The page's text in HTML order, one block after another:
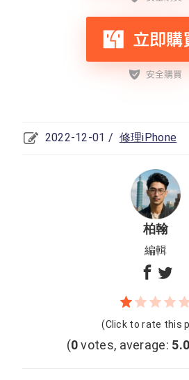
2022-12-01 / 修理iPhone
柏翰
編輯
(Click to rate this
(0votes, average: 5.0